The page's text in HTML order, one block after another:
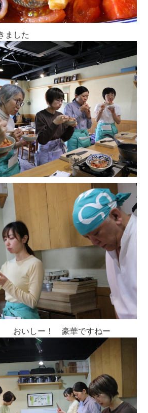
ました
いしー！ 豪華ですねー